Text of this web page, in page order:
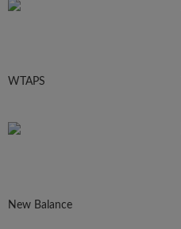
WTAPS
New Balance